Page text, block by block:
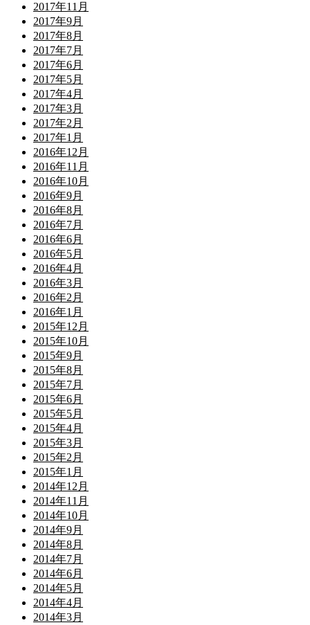
2017年11月
2017年9月
2017年8月
2017年7月
2017年6月
2017年5月
2017年4月
2017年3月
2017年2月
2017年1月
2016年12月
2016年11月
2016年10月
2016年9月
2016年8月
2016年7月
2016年6月
2016年5月
2016年4月
2016年3月
2016年2月
2016年1月
2015年12月
2015年10月
2015年9月
2015年8月
2015年7月
2015年6月
2015年5月
2015年4月
2015年3月
2015年2月
2015年1月
2014年12月
2014年11月
2014年10月
2014年9月
2014年8月
2014年7月
2014年6月
2014年5月
2014年4月
2014年3月